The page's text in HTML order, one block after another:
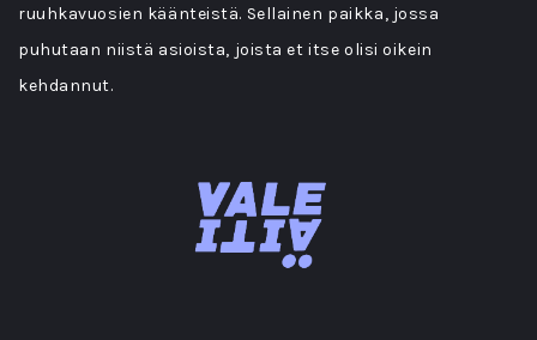
ruuhkavuosien käänteistä. Sellainen paikka, jossa
puhutaan niistä asioista, joista et itse olisi oikein
kehdannut.